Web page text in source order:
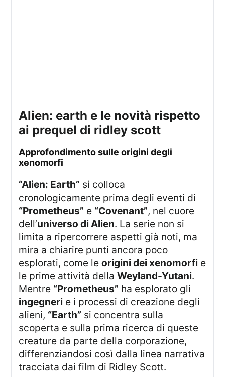
alien: earth e le novità rispetto
ai prequel di ridley scott
approfondimento sulle origini degli
xenomorfi
“Alien: Earth” si colloca
cronologicamente prima degli eventi di
“Prometheus” e “Covenant”, nel cuore
dell’universo di Alien. La serie non si
limita a ripercorrere aspetti già noti, ma
mira a chiarire punti ancora poco
esplorati, come leorigini dei xenomorfi e
le prime attività dellaWeyland-Yutani.
Mentre “Prometheus” ha esplorato gli
ingegneri e i processi di creazione degli
alieni, “Earth” si concentra sulla
scoperta e sulla prima ricerca di queste
creature da parte della corporazione,
differenziandosi così dalla linea narrativa
tracciata dai film di Ridley Scott.